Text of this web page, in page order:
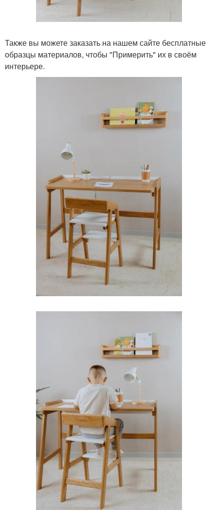
Также вы можете заказать на нашем сайте бесплатные
образцы материалов, чтобы "Примерить" их в своём
интерьере.